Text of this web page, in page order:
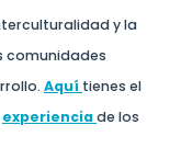
y la
comunidades
Aquí tienes el
experienciade los